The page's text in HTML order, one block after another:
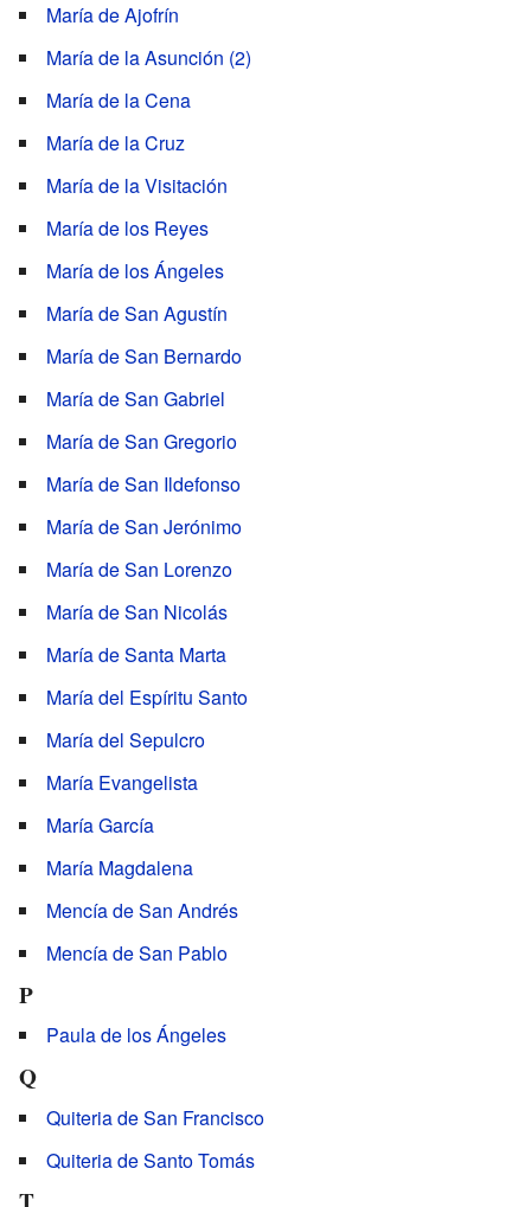
María de Ajofrín
María de la Asunción (2)
María de la Cena
María de la Cruz
María de la Visitación
María de los Reyes
María de los Ángeles
María de San Agustín
María de San Bernardo
María de San Gabriel
María de San Gregorio
María de San Ildefonso
María de San Jerónimo
María de San Lorenzo
María de San Nicolás
María de Santa Marta
María del Espíritu Santo
María del Sepulcro
María Evangelista
María García
María Magdalena
Mencía de San Andrés
Mencía de San Pablo
P
Paula de los Ángeles
Q
Quiteria de San Francisco
Quiteria de Santo Tomás